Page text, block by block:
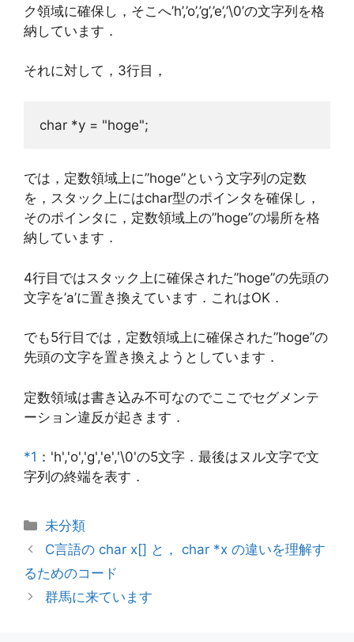
ク領域に確保し，そこへ’h’,’o’,’g’,’e’,’\0’の文字列を格
納しています．
それに対して，3行目，
char *y = "hoge"
では，定数領域上に”hoge”という文字列の定数
を，スタック上にはchar型のポインタを確保し，
そのポインタに，定数領域上の”hoge”の場所を格
納しています．
4行目ではスタック上に確保された”hoge”の先頭の
文字を’a’に置き換えています．これはOK．
でも5行目では，定数領域上に確保された”hoge”の
先頭の文字を置き換えようとしています．
定数領域は書き込み不可なのでここでセグメンテ
ーション違反が起きます．
*1 ：'h','o','g','e','\0'の5文字．最後はヌル文字で文
字列の終端を表す．
カ
テ
リ
ー
未分類
C言語の char x[] と， char *x の違いを理解す
るためのコード
群馬に来ています